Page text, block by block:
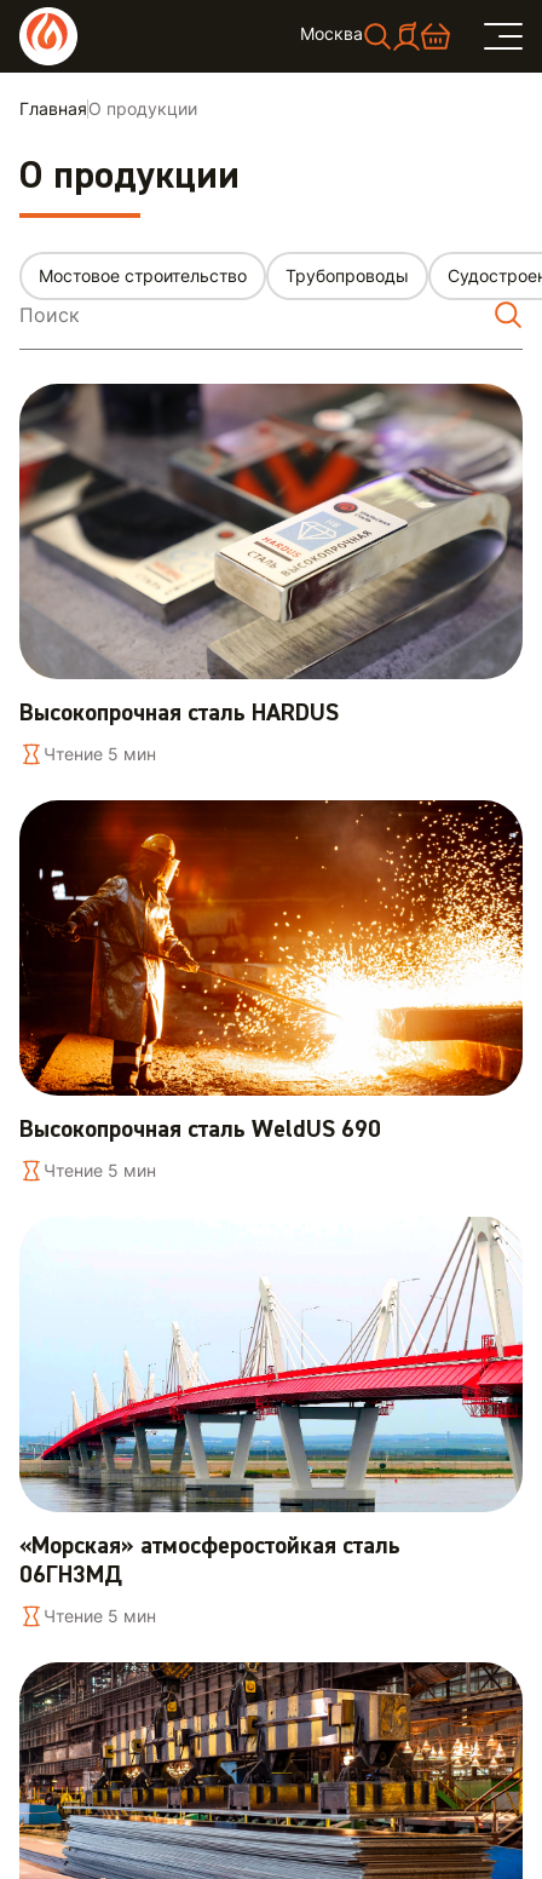
Москва
ГлавнаяО продукции
О продукции
Мостовое строительство Трубопроводы
Высокопрочная сталь HARDUS
Чтение 5 мин
Высокопрочная сталь WeldUS 690
Чтение 5 мин
«Морская» атмосферостойкая сталь
06ГН3МД
Чтение 5 мин